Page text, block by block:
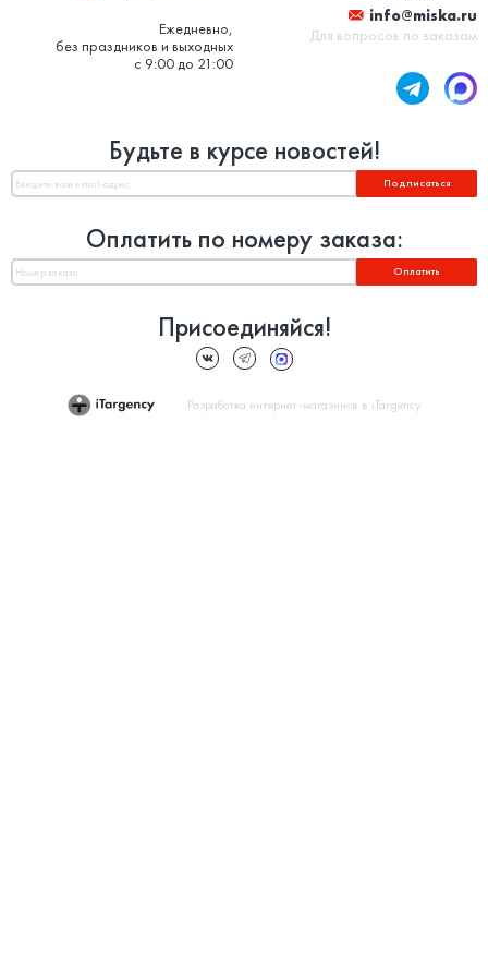
Ежедневно,
без праздников и выходных
с 9:00 до 21:00
info@miska.ru
Для вопросов по заказам
Будьте в курсе новостей!
Подписаться
Оплатить по номеру заказа:
Оплатить
Присоединяйся!
Разработка интернет-магазинов в iTargency